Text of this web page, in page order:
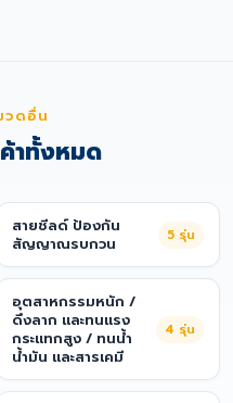
วดอื่น
าทั้งหมด
สายชีลด์ ป้องกัน
สัญญาณรบกวน
5 รุ่น
อุตสาหกรรมหนัก /
ดึงลาก และทนแรง
กระแทกสูง / ทนน้ำ
น้ำมัน และสารเคมี
4 รุ่น